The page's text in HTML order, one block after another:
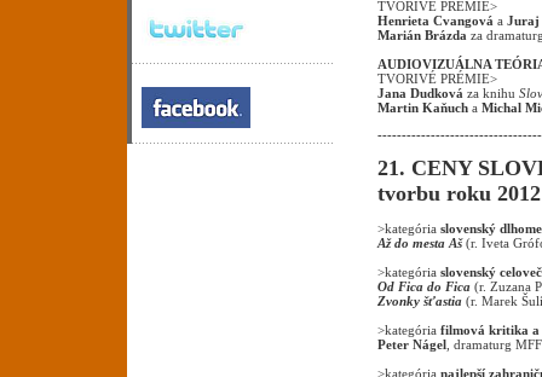
TVORIVÉ PRÉMIE>
Henrieta Cvangová a Juraj
Marián Brázda za
AUDIOVIZUÁLNA
TVORIVÉ PRÉMIE>
Jana Dudková za knihu
Martin Kaňuch a Michal
21. CENY
tvorbu roku 2012
>kategória slovenský
Až do mesta Aš(r. Iveta
>kategória slovenský
Od Fica do Fica (r. Zuzana
Zvonky šťastia (r. Marek
>kategória filmová kritika a
Peter Nágel , dramaturg
>kategória najlepší